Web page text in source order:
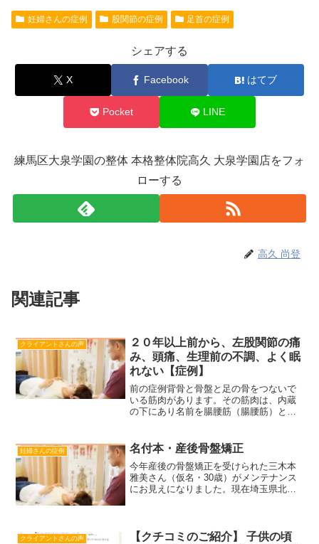
妊婦さんの症例 股関節の症例 足首の症例
シェアする
X Facebook はてブ
Pocket LINE
練馬区大泉学園の整体 本格整体院高久 大泉学園店をフォ
ローする
高久 尚登
関連記事
クライアントさんの声
２０年以上前から、左股関節の痛
み、頭痛、生理前の不調、よく眠
れない【症例】
前の症例背骨と骨盤と足の骨をつないで
いる筋肉があります。その筋肉は、内蔵
の下にあり名前を腸腰筋（腸腰筋）とい
自分なりに答えが見つかりました。そう
すると、（ だれか慢性的...
妊婦さんの症例 名付本・産後骨盤矯正
今年産後の骨盤矯正を受けられた三木本
雅美さん（仮名・30歳）がメンテナンス
にお見えになりました。現在埼玉県北本
ました。占いの本を買い求...
クライアントさんの声
【クチコミのご紹介】 子供の頃